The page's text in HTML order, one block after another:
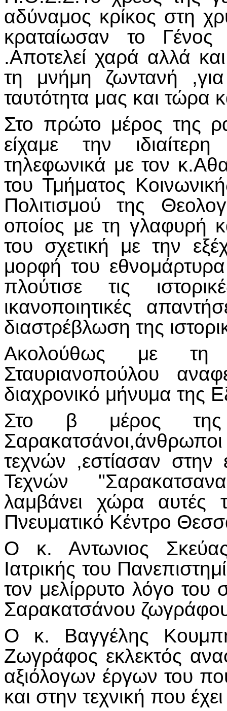
αδύναμος κρίκος στη
κραταίωσαν το
.Αποτελεί χαρά αλλά
τη μνήμη ζωντανή
ταυτότητα μας και τώρα
Στο πρώτο μέρος της
είχαμε την
τηλεφωνικά με τον
του Τμήματος
Πολιτισμού της
οποίος με τη γλαφυρή
του σχετική με την
μορφή του
πλούτισε τις
ικανοποιητικές
διαστρέβλωση της
Ακολούθως με τη
Σταυριανοπούλου
διαχρονικό μήνυμα της
Στο β μέρος της
τεχνών ,εστίασαν στην
Τεχνών
λαμβάνει χώρα αυτές
Πνευματικό Κέντρο
Ο κ. Αντωνιος
Ιατρικής του
τον μελίρρυτο λόγο του
Σαρακατσάνου
Ο κ. Βαγγέλης
Ζωγράφος εκλεκτός
αξιόλογων έργων του
και στην τεχνική που έχει